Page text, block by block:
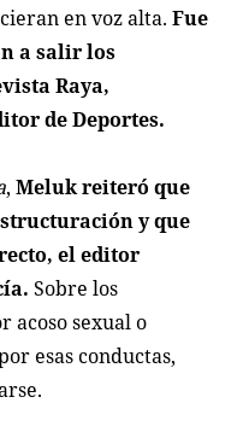
en voz alta.Fue
a salir los
Raya,
de Deportes.
,Meluk reiteró que
y que
el editor
Sobre los
acoso sexual o
esas conductas,